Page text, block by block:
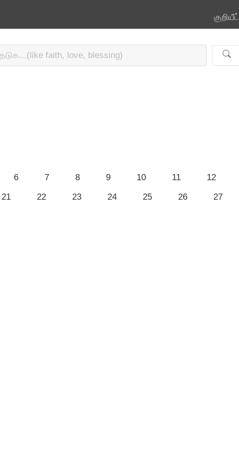
6 7 8 9 10 11 12
21 22 23 24 25 26 27